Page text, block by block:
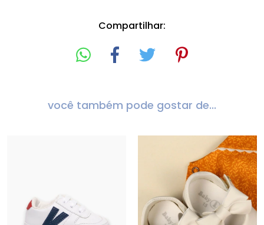
Compartilhar:
você também pode gostar de...